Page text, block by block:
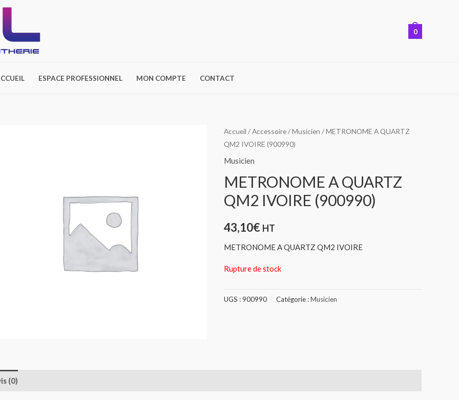
0
ESPACE PROFESSIONNEL MON COMPTE CONTACT
Accueil /Accessoire/Musicien / METRONOME A QUARTZ
QM2 IVOIRE (900990)
Musicien
METRONOME A QUARTZ
QM2 IVOIRE (900990)
43,10€ HT
METRONOME A QUARTZ QM2 IVOIRE
Rupture de stock
UGS :900990 Catégorie :Musicien
(0)